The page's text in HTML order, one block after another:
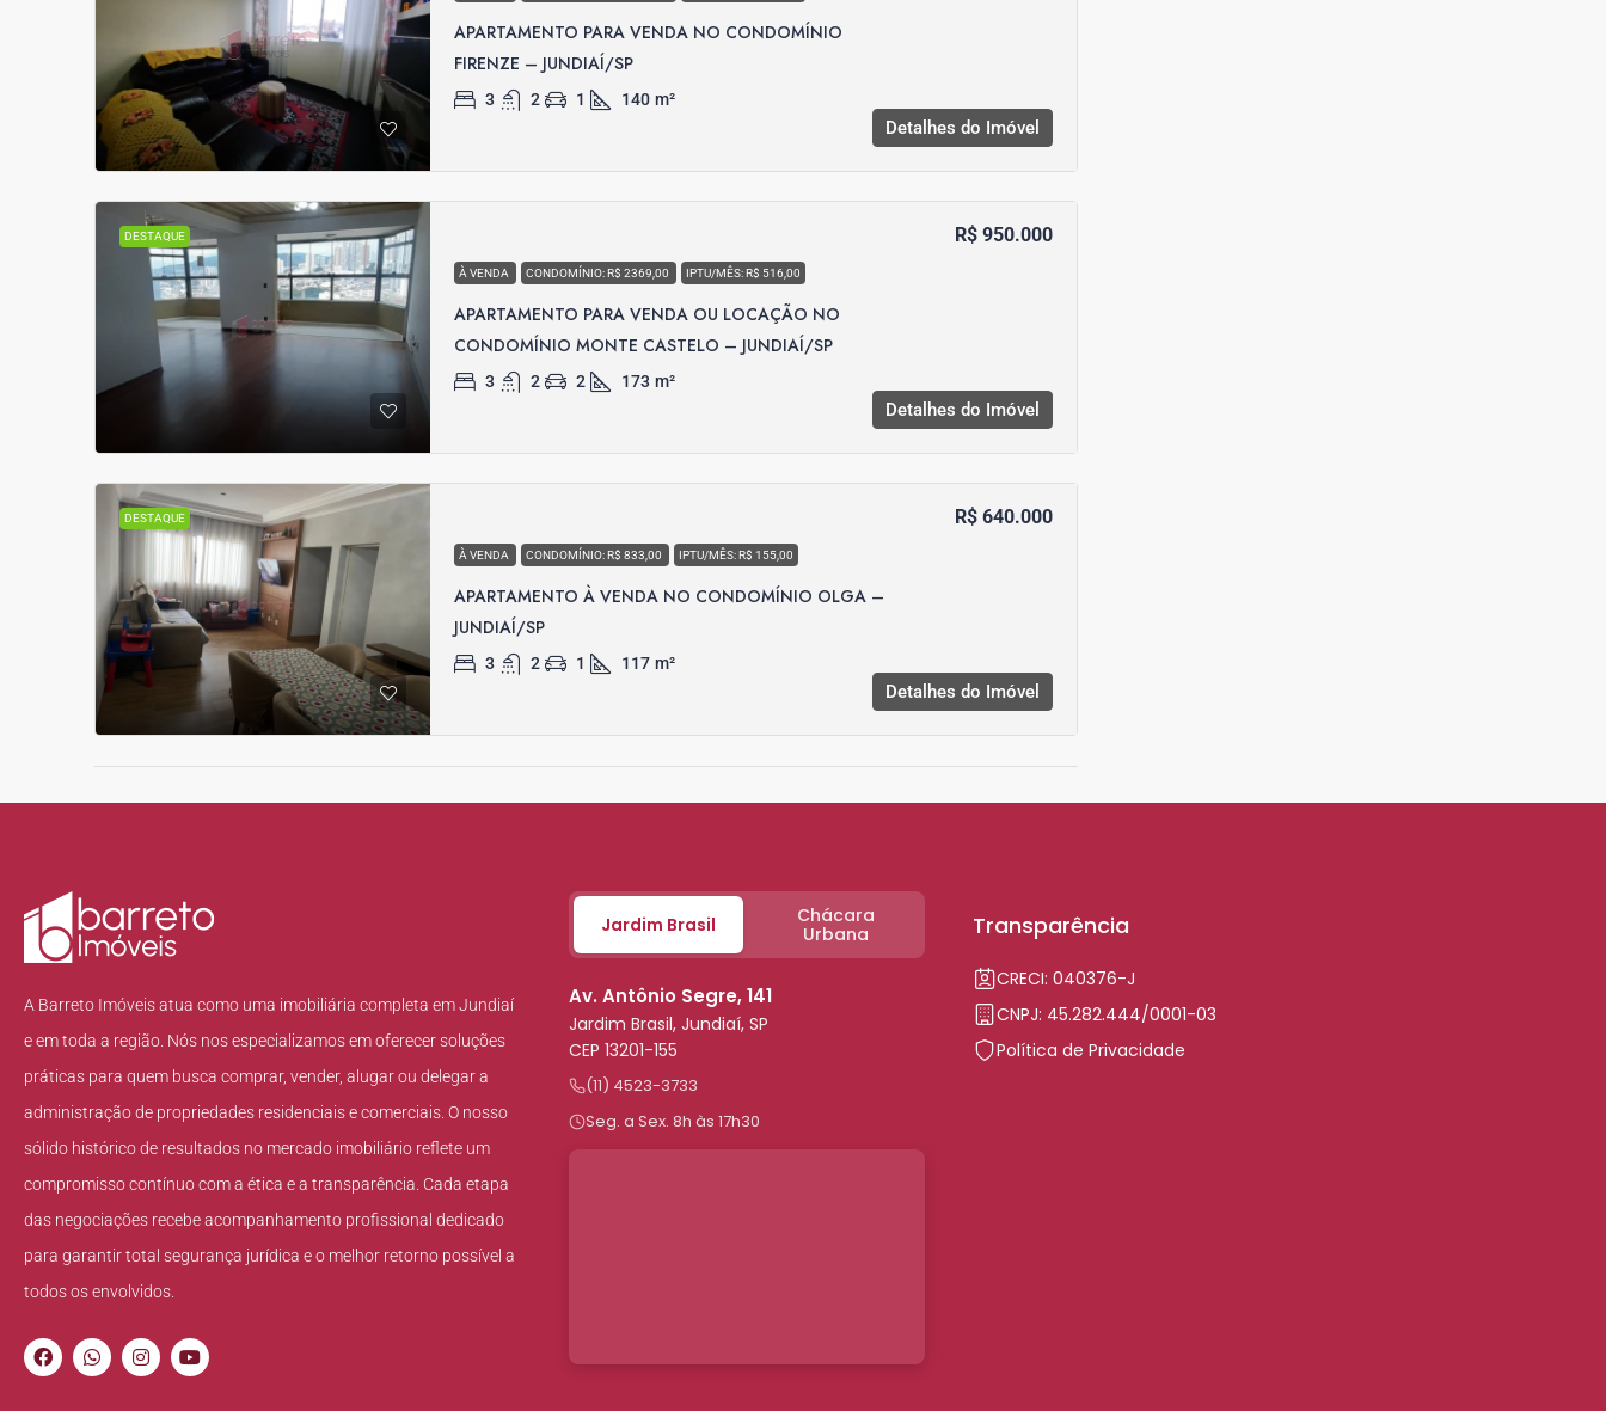
APARTAMENTO PARA VENDA NO CONDOMÍNIO
FIRENZE – JUNDIAÍ/SP
3 2 1 140 m²
Detalhes do Imóvel
DESTAQUE
À VENDA CONDOMÍNIO: R$ 2369,00 IPTU/MÊS: R$ 516,00
APARTAMENTO PARA VENDA OU LOCAÇÃO NO
CONDOMÍNIO MONTE CASTELO – JUNDIAÍ/SP
R$ 950.000
3 2 2 173 m²
Detalhes do Imóvel
DESTAQUE
À VENDA CONDOMÍNIO: R$ 833,00 IPTU/MÊS: R$ 155,00
APARTAMENTO À VENDA NO CONDOMÍNIO OLGA –
JUNDIAÍ/SP
R$ 640.000
3 2 1 117 m²
Detalhes do Imóvel
A Barreto Imóveis atua como uma imobiliária completa em Jundiaí
e em toda a região. Nós nos especializamos em oferecer soluções
práticas para quem busca comprar, vender, alugar ou delegar a
administração de propriedades residenciais e comerciais. O nosso
sólido histórico de resultados no mercado imobiliário reflete um
compromisso contínuo com a ética e a transparência. Cada etapa
das negociações recebe acompanhamento profissional dedicado
para garantir total segurança jurídica e o melhor retorno possível a
todos os envolvidos.
Jardim Brasil
Chácara
Urbana
Av. Antônio Segre, 141
Jardim Brasil, Jundiaí, SP
CEP 13201-155
(11) 4523-3733
Seg. a Sex. 8h às 17h30
Transparência
CRECI: 040376-J
CNPJ: 45.282.444/0001-03
Política de Privacidade